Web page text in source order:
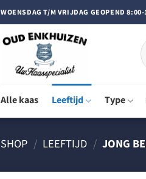
WOENSDAG T/M VRIJDAG GEOPEND
Alle kaas Leeftijd Type
SHOP / LEEFTIJD / JONG